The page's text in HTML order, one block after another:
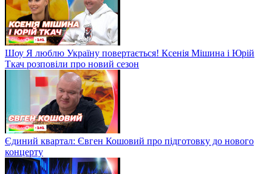
Шоу Я люблю Україну повертається! Ксенія Мішина і Юрій
Ткач розповіли про новий сезон
Єдиний квартал: Євген Кошовий про підготовку до нового
концерту